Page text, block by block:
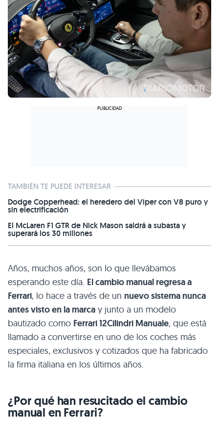
TAMBIÉN TE PUEDE INTERESAR
Dodge Copperhead: el heredero del Viper con V8 puro y
sin electrificación
El McLaren F1 GTR de Nick Mason saldrá a subasta y
superará los 30 millones
Años, muchos años, son lo que llevábamos
esperando este día. El cambio manual regresa a
Ferrari, lo hace a través de un nuevo sistema nunca
antes visto en la marca y junto a un modelo
bautizado como Ferrari 12Cilindri Manuale, que está
llamado a convertirse en uno de los coches más
especiales, exclusivos y cotizados que ha fabricado
la firma italiana en los últimos años.
¿Por qué han resucitado el cambio
manual en Ferrari?